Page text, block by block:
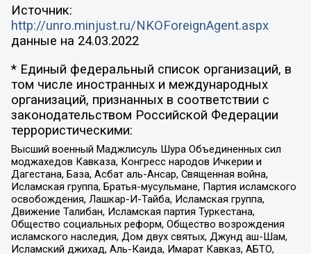
Источник:
http://unro.minjust.ru/NKOForeignAgent.aspx
данные на 24.03.2022
* Единый федеральный список организаций, в
том числе иностранных и международных
организаций, признанных в соответствии с
законодательством Российской Федерации
террористическими:
Высший военный Маджлисуль Шура Объединенных сил
моджахедов Кавказа, Конгресс народов Ичкерии и
Дагестана, База, Асбат аль-Ансар, Священная война,
Исламская группа, Братья-мусульмане, Партия исламского
освобождения, Лашкар-И-Тайба, Исламская группа,
Движение Талибан, Исламская партия Туркестана,
Общество социальных реформ, Общество возрождения
исламского наследия, Дом двух святых, Джунд аш-Шам,
Исламский джихад, Аль-Каида, Имарат Кавказ, АБТО,